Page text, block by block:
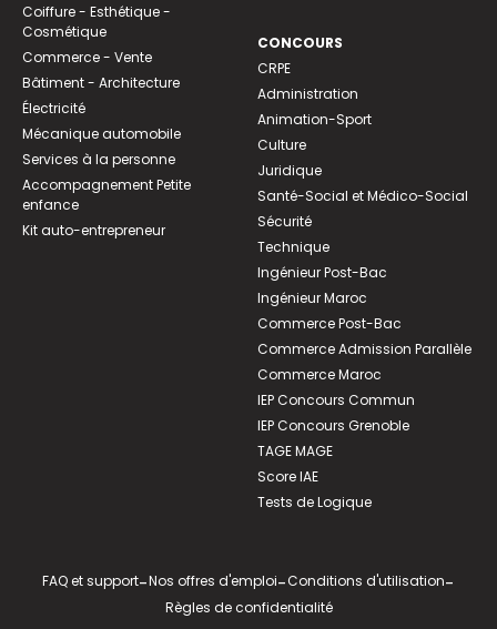
Coiffure - Esthétique -
Cosmétique
Commerce - Vente
Bâtiment - Architecture
Électricité
Mécanique automobile
Services à la personne
Accompagnement Petite
enfance
Kit auto-entrepreneur
CONCOURS
CRPE
Administration
Animation-Sport
Culture
Juridique
Santé-Social et Médico-Social
Sécurité
Technique
Ingénieur Post-Bac
Ingénieur Maroc
Commerce Post-Bac
Commerce Admission Parallèle
Commerce Maroc
IEP Concours Commun
IEP Concours Grenoble
TAGE MAGE
Score IAE
Tests de Logique
FAQ et support-Nos offres d'emploi-Conditions d'utilisation-
Règles de confidentialité